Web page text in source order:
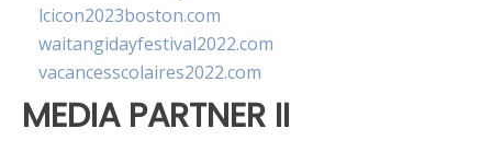
lcicon2023boston.com
waitangidayfestival2022.com
vacancesscolaires2022.com
MEDIA PARTNER II